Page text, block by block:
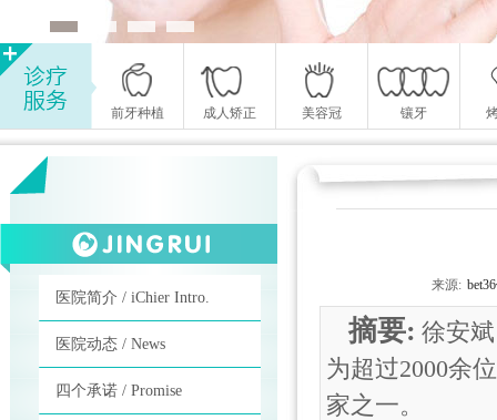
前牙种植 成人矫正 美容冠 镶牙
医院简介 / iChier Intro.
医院动态 / News
四个承诺 / Promise
来源:
摘要: 徐安
为超过2000余
家之一。